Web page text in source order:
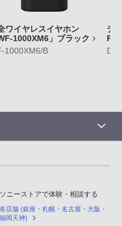
ワイヤレスイヤホン
1000XM6」ブラック
1000XM6/B
デ
ソニーストアで体験・相談する
各店舗 (銀座・札幌・名古屋・大阪・
福岡天神)